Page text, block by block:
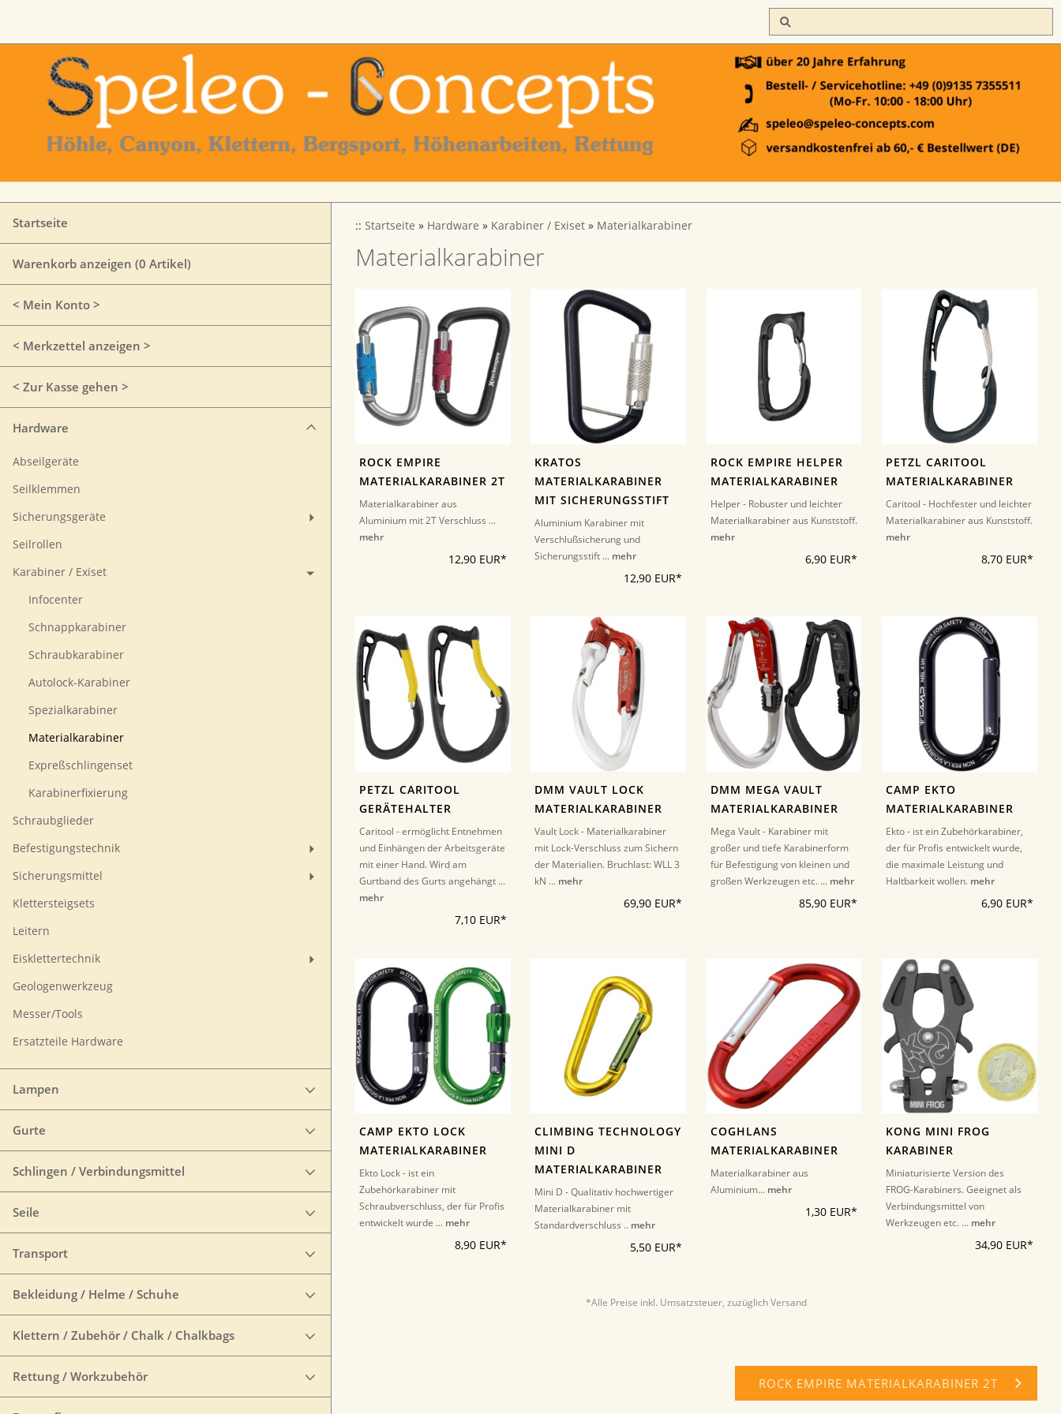
Startseite
Warenkorb anzeigen (0 Artikel)
< Mein Konto >
< Merkzettel anzeigen >
< Zur Kasse gehen >
Hardware
Abseilgeräte
Seilklemmen
Sicherungsgeräte
Seilrollen
Karabiner / Exiset
Infocenter
Schnappkarabiner
Schraubkarabiner
Autolock-Karabiner
Spezialkarabiner
Materialkarabiner
Expreßschlingenset
Karabinerfixierung
Schraubglieder
Befestigungstechnik
Sicherungsmittel
Klettersteigsets
Leitern
Eisklettertechnik
Geologenwerkzeug
Messer/Tools
Ersatzteile Hardware
Lampen
Gurte
Schlingen / Verbindungsmittel
Seile
Transport
Bekleidung / Helme / Schuhe
Klettern / Zubehör / Chalk / Chalkbags
Rettung / Workzubehör
:: Startseite » Hardware » Karabiner / Exiset » Materialkarabiner
Materialkarabiner
ROCK EMPIRE
MATERIALKARABINER 2T
Materialkarabiner aus
Aluminium mit 2T Verschluss ...
mehr
12,90 EUR*
KRATOS
MATERIALKARABINER
MIT SICHERUNGSSTIFT
Aluminium Karabiner mit
Verschlußsicherung und
Sicherungsstift ... mehr
12,90 EUR*
ROCK EMPIRE HELPER
MATERIALKARABINER
Helper - Robuster und leichter
Materialkarabiner aus Kunststoff.
mehr
6,90 EUR*
PETZL CARITOOL
MATERIALKARABINER
Caritool - Hochfester und leichter
Materialkarabiner aus Kunststoff.
mehr
8,70 EUR*
PETZL CARITOOL
GERÄTEHALTER
Caritool - ermöglicht Entnehmen
und Einhängen der Arbeitsgeräte
mit einer Hand. Wird am
Gurtband des Gurts angehängt ...
mehr
7,10 EUR*
DMM VAULT LOCK
MATERIALKARABINER
Vault Lock - Materialkarabiner
mit Lock-Verschluss zum Sichern
der Materialien. Bruchlast: WLL 3
kN ... mehr
69,90 EUR*
DMM MEGA VAULT
MATERIALKARABINER
Mega Vault - Karabiner mit
großer und tiefe Karabinerform
für Befestigung von kleinen und
großen Werkzeugen etc. ... mehr
85,90 EUR*
CAMP EKTO
MATERIALKARABINER
Ekto - ist ein Zubehörkarabiner,
der für Profis entwickelt wurde,
die maximale Leistung und
Haltbarkeit wollen. mehr
6,90 EUR*
CAMP EKTO LOCK
MATERIALKARABINER
Ekto Lock - ist ein
Zubehörkarabiner mit
Schraubverschluss, der für Profis
entwickelt wurde ... mehr
8,90 EUR*
CLIMBING TECHNOLOGY
MINI D
MATERIALKARABINER
Mini D - Qualitativ hochwertiger
Materialkarabiner mit
Standardverschluss .. mehr
5,50 EUR*
COGHLANS
MATERIALKARABINER
Materialkarabiner aus
Aluminium... mehr
1,30 EUR*
KONG MINI FROG
KARABINER
Miniaturisierte Version des
FROG-Karabiners. Geeignet als
Verbindungsmittel von
Werkzeugen etc. ... mehr
34,90 EUR*
*Alle Preise inkl. Umsatzsteuer, zuzüglich Versand
ROCK EMPIRE MATERIALKARABINER 2T